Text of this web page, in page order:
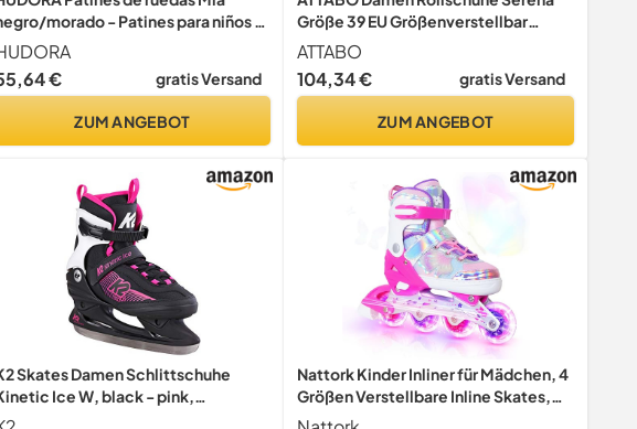
morado - Patines para niños /
y adultos - tallas 33-
- ajustables en 4 tallas - cómodos
elegantes
€
gratis Versand
ZUM ANGEBOT
Größe 39 EU Größenverstellbar
ABEC-3 Aluminium Skate Leder
Obermaterial Zehenschutz Sicheres
Bremsen Präzisionspassung 82A
ATTABO
104,34 €
gratis Versand
ZUM ANGEBOT
Skates Damen Schlittschuhe
Ice W, black - pink,
Nattork Kinder Inliner für Mädchen, 4
Größen Verstellbare Inline Skates,
Schmetterling Inline Rollschuhe für